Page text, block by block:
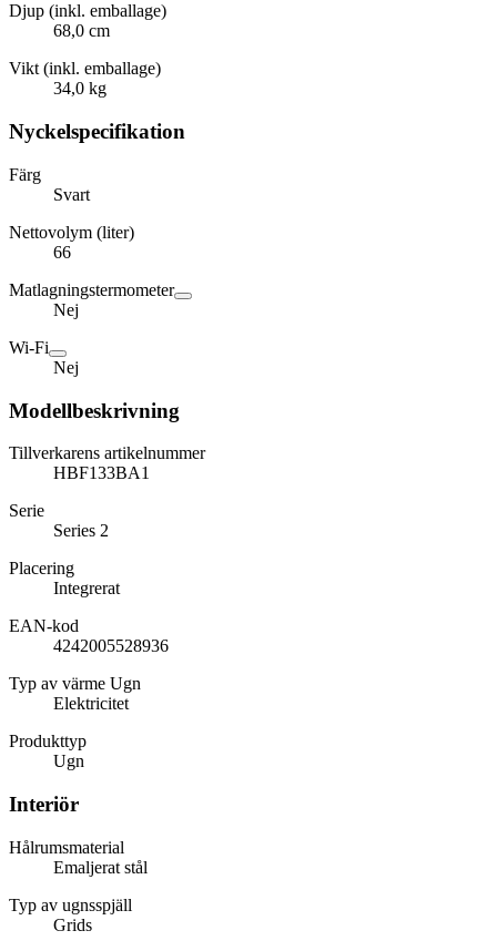
Djup (inkl. emballage)
68,0 cm
Vikt (inkl. emballage)
34,0 kg
Nyckelspecifikation
Färg
Svart
Nettovolym (liter)
66
Matlagningstermometer
Nej
Wi-Fi
Nej
Modellbeskrivning
Tillverkarens artikelnummer
HBF133BA1
Serie
Series 2
Placering
Integrerat
EAN-kod
4242005528936
Typ av värme Ugn
Elektricitet
Produkttyp
Ugn
Interiör
Hålrumsmaterial
Emaljerat stål
Typ av ugnsspjäll
Grids